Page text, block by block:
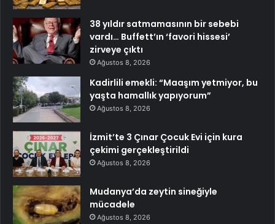
38 yıldır satmamasının bir sebebi
vardı… Buffett’ın ‘favori hissesi’
zirveye çıktı
Ağustos 8, 2026
Kadirlili emekli: “Maaşım yetmiyor, bu
yaşta hamallık yapıyorum”
Ağustos 8, 2026
İzmit’te 3 Çınar Çocuk Evi için kura
çekimi gerçekleştirildi
Ağustos 8, 2026
Mudanya’da zeytin sineğiyle
mücadele
Ağustos 8, 2026